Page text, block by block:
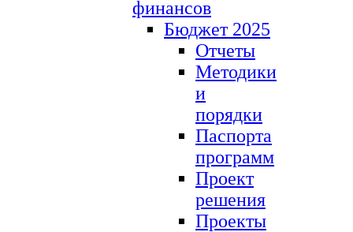
финансов
Бюджет 2025
Отчеты
Методики
и
порядки
Паспорта
программ
Проект
решения
Проекты